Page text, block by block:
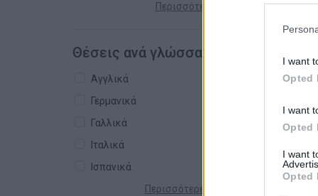
I want
Opted
I want
Opted
I want
Opted
Περισσότερες πόλεις +
Θέσεις ανά γλώσσα
Αγγλικά
Γερμανικά
Γαλλικά
Ιταλικά
Ισπανικά
Περισσότερες γλώσσες +